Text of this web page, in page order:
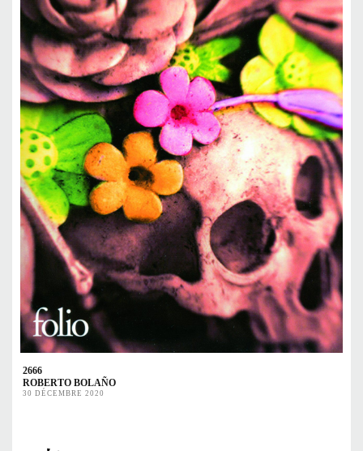
2666
ROBERTO BOLAÑO
30 DÉCEMBRE 2020